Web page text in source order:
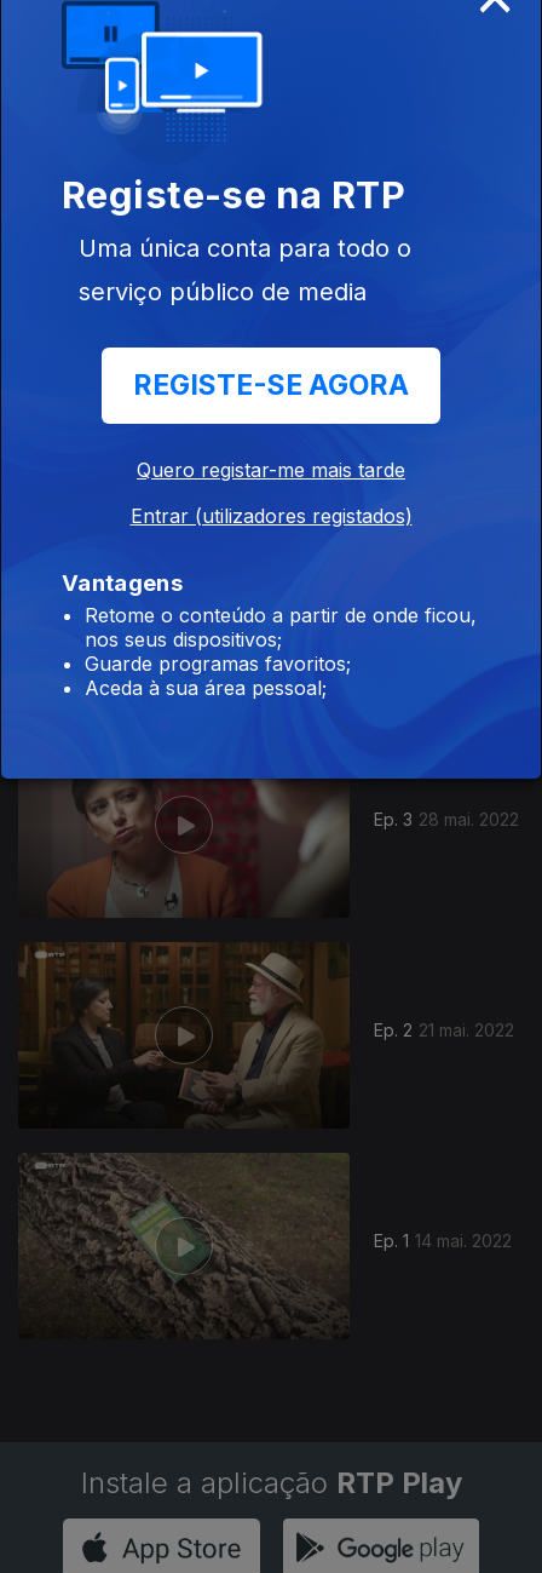
Ep. 6
Ep. 5
Ep. 4 04 jun. 2022
Ep. 3 28 mai. 2022
Ep. 2 21 mai. 2022
Ep. 1 14 mai. 2022
617033
Instale a aplicação RTP Play
Registe-se na RTP
Uma única conta para todo o
serviço público de media
REGISTE-SE AGORA
Quero registar-me mais tarde
Entrar (utilizadores registados)
Vantagens
Retome o conteúdo a partir de onde ficou,
nos seus dispositivos;
Guarde programas favoritos;
Aceda à sua área pessoal;